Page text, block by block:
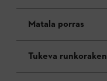
Matala porras
Tukeva